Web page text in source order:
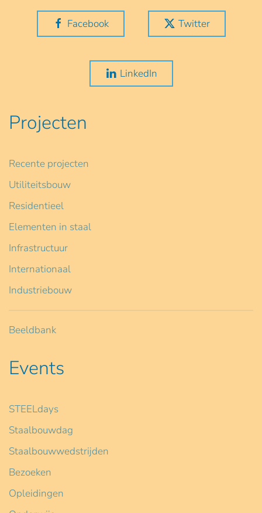
Facebook Twitter
LinkedIn
Projecten
Recente projecten
Utiliteitsbouw
Residentieel
Elementen in staal
Infrastructuur
Internationaal
Industriebouw
Beeldbank
Events
STEELdays
Staalbouwdag
Staalbouwwedstrijden
Bezoeken
Opleidingen